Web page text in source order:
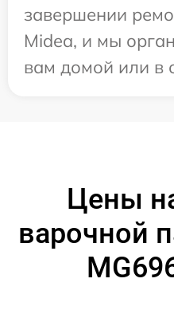
завершении
Midea, и мы
вам домой или в
Цены
варочной